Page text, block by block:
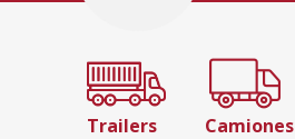
Trailers Camiones